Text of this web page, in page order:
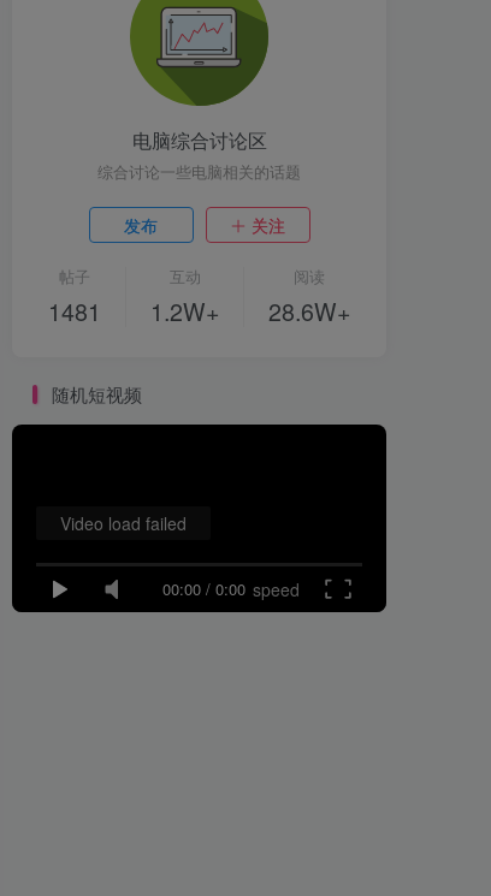
电脑综合讨论区
综合讨论一些电脑相关的话题
发布 关注
帖子
1481
互动
1.2W+
阅读
28.6W+
随机短视频
00:00 / 0:00 speed
Video load failed